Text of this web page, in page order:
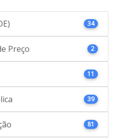
34
Preço 2
11
39
81